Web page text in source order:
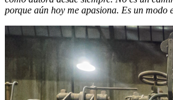
porque aún hoy me apasiona. Es un modo